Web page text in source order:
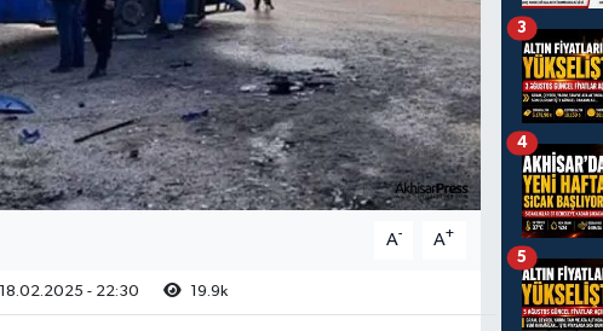
A- A+
18.02.2025 - 22:30 19.9k
3
4
5